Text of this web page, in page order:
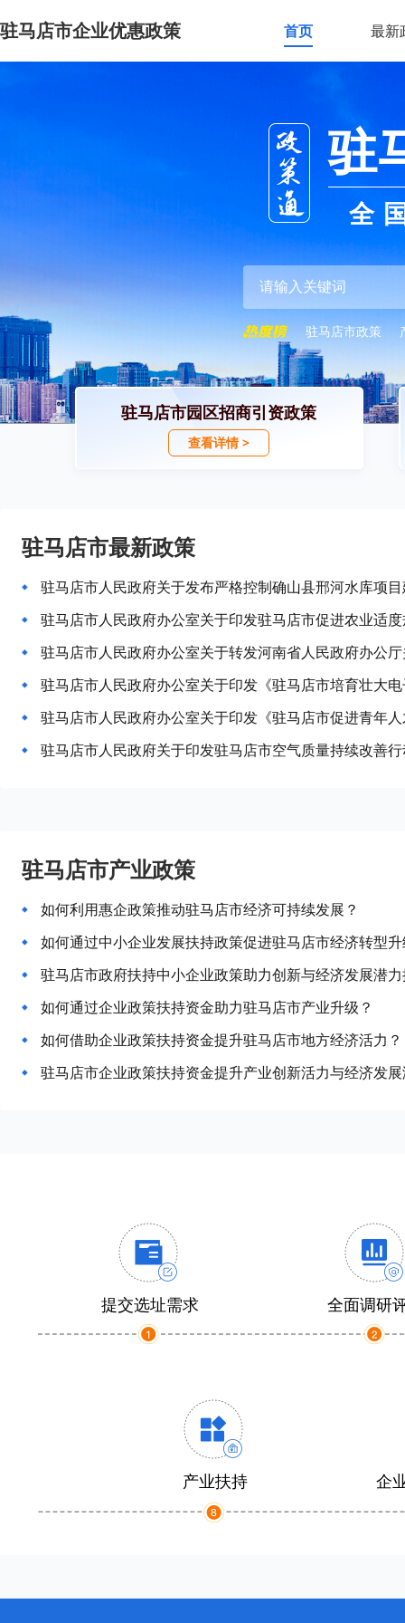
驻马店市企业优惠政策 首页 最新
驻
全
驻马店市政策
驻马店市园区招商引资政策
查看详情 >
驻马店市最新政策
驻马店市人民政府办公室关于印发《驻马店市促进青年
驻马店市人民政府关于印发驻马店市空气质量持续改善
驻马店市产业政策
如何利用惠企政策推动驻马店市经济可持续发展？
如何通过中小企业发展扶持政策促进驻马店市经济转型
驻马店市政府扶持中小企业政策助力创新与经济发展潜
如何通过企业政策扶持资金助力驻马店市产业升级？
如何借助企业政策扶持资金提升驻马店市地方经济活力？
驻马店市企业政策扶持资金提升产业创新活力与经济发
提交选址需求 全面调研
产业扶持 企